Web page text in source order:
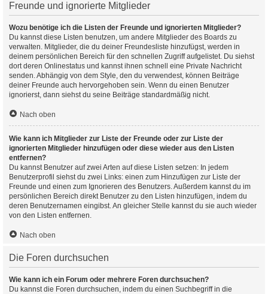
Freunde und ignorierte Mitglieder
Wozu benötige ich die Listen der Freunde und ignorierten Mitglieder?
Du kannst diese Listen benutzen, um andere Mitglieder des Boards zu
verwalten. Mitglieder, die du deiner Freundesliste hinzufügst, werden in
deinem persönlichen Bereich für den schnellen Zugriff aufgelistet. Du siehst
dort deren Onlinestatus und kannst ihnen schnell eine Private Nachricht
senden. Abhängig von dem Style, den du verwendest, können Beiträge
deiner Freunde auch hervorgehoben sein. Wenn du einen Benutzer
ignorierst, dann siehst du seine Beiträge standardmäßig nicht.
Nach oben
Wie kann ich Mitglieder zur Liste der Freunde oder zur Liste der
ignorierten Mitglieder hinzufügen oder diese wieder aus den Listen
entfernen?
Du kannst Benutzer auf zwei Arten auf diese Listen setzen: In jedem
Benutzerprofil siehst du zwei Links: einen zum Hinzufügen zur Liste der
Freunde und einen zum Ignorieren des Benutzers. Außerdem kannst du im
persönlichen Bereich direkt Benutzer zu den Listen hinzufügen, indem du
deren Benutzernamen eingibst. An gleicher Stelle kannst du sie auch wieder
von den Listen entfernen.
Nach oben
Die Foren durchsuchen
Wie kann ich ein Forum oder mehrere Foren durchsuchen?
Du kannst die Foren durchsuchen, indem du einen Suchbegriff in die